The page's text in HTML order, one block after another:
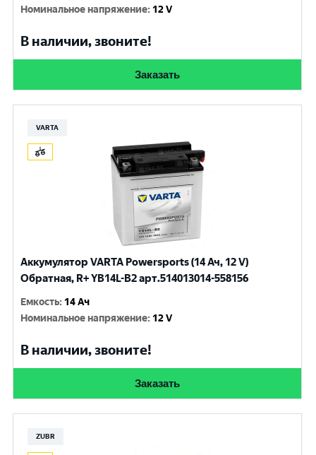
Номинальное напряжение: 12 V
В наличии, звоните!
Заказать
VARTA
Аккумулятор VARTA Powersports (14 Ач, 12 V)
Обратная, R+ YB14L-B2 арт.514013014-558156
Емкость: 14 Ач
Номинальное напряжение: 12 V
В наличии, звоните!
Заказать
ZUBR